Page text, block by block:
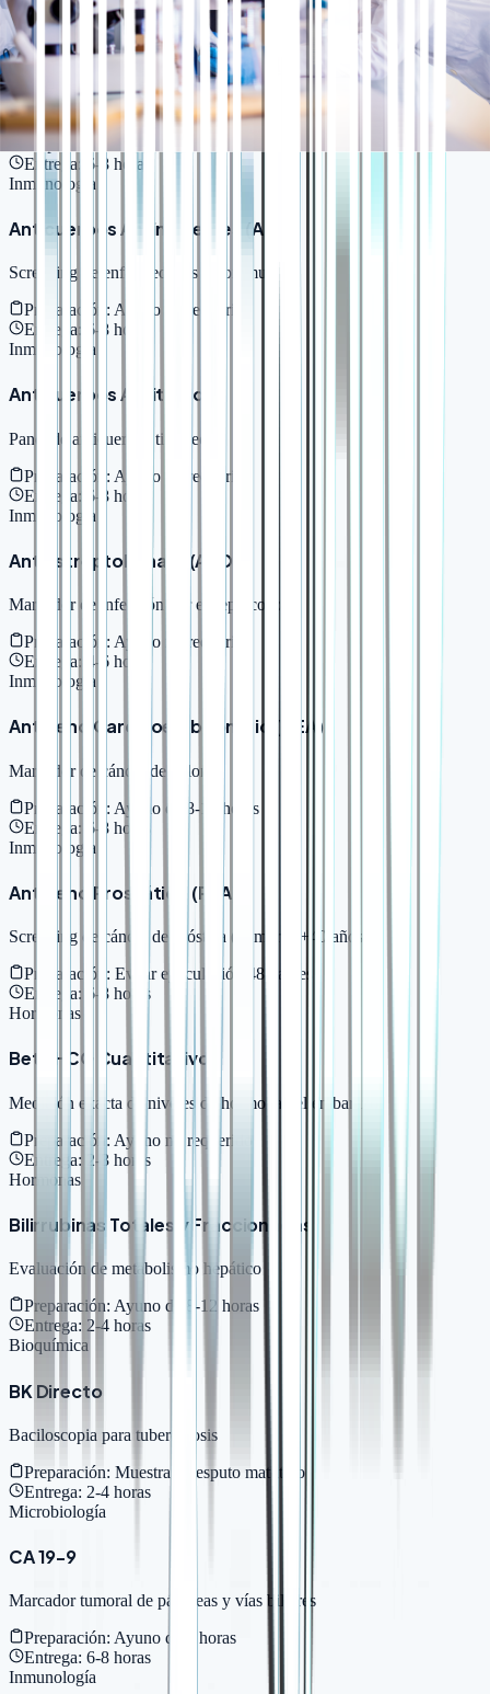
Inmunología
Anti-Transglutaminasa IgA
Screening de enfermedad celíaca
Preparación:
Entrega:
6-8 horas
Inmunología
Anticuerpos Antinucleares (ANA)
Screening de enfermedades autoinmunes
Preparación: Ayuno no requerido
Entrega:
6-8 horas
Inmunología
Anticuerpos Antitiroides
Panel de anticuerpos tiroideos
Preparación: Ayuno no requerido
Entrega:
6-8 horas
Inmunología
Antiestreptolisina O (ASO)
Marcador de infección por estreptococo
Preparación: Ayuno no requerido
Entrega:
4-6 horas
Inmunología
Antígeno Carcinoembrionario (CEA)
Marcador de cáncer de colon
Preparación: Ayuno de 8-12 horas
Entrega:
6-8 horas
Inmunología
Antígeno Prostático (PSA)
Screening de cáncer de próstata (hombres +40 años)
Preparación: Evitar eyaculación 48h antes
Entrega:
6-8 horas
Hormonas
Beta HCG Cuantitativo
Medición exacta de niveles de hormona del embarazo
Preparación: Ayuno no requerido
Entrega:
2-3 horas
Hormonas
Bilirrubinas Totales y Fraccionadas
Evaluación de metabolismo hepático
Preparación: Ayuno de 8-12 horas
Entrega: 2-4 horas
Bioquímica
BK Directo
Baciloscopia para tuberculosis
Preparación: Muestra de esputo matutino
Entrega: 2-4 horas
Microbiología
CA 19-9
Marcador tumoral de páncreas y vías biliares
Preparación: Ayuno de 8 horas
Entrega: 6-8 horas
Inmunología